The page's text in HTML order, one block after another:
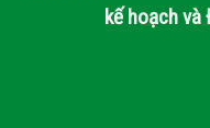
kế hoạch và